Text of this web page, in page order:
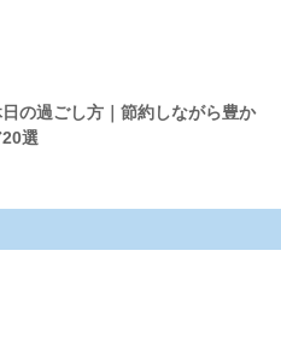
の過ごし方｜節約しながら豊か
選